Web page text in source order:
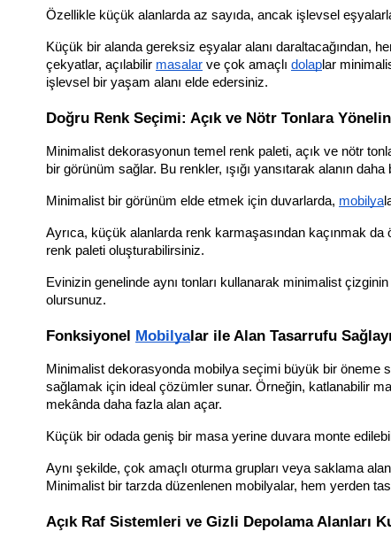
Özellikle küçük alanlarda az sayıda, ancak işlevsel
Küçük bir alanda gereksiz eşyalar alanı daraltacağından,
çekyatlar, açılabilir masalar ve çok amaçlı dolaplar
işlevsel bir yaşam alanı elde edersiniz.
Doğru Renk Seçimi: Açık ve Nötr Tonlara Yönelin
Minimalist dekorasyonun temel renk paleti, açık ve nötr
bir görünüm sağlar. Bu renkler, ışığı yansıtarak alanın
Minimalist bir görünüm elde etmek için duvarlarda, mobilya
Ayrıca, küçük alanlarda renk karmaşasından kaçınmak
renk paleti oluşturabilirsiniz.
Evinizin genelinde aynı tonları kullanarak minimalist
olursunuz.
Fonksiyonel Mobilyalar ile Alan Tasarrufu
Minimalist dekorasyonda mobilya seçimi büyük bir öneme
sağlamak için ideal çözümler sunar. Örneğin, katlanabilir
mekânda daha fazla alan açar.
Küçük bir odada geniş bir masa yerine duvara monte
Aynı şekilde, çok amaçlı oturma grupları veya saklama
Minimalist bir tarzda düzenlenen mobilyalar, hem yerden
Açık Raf Sistemleri ve Gizli Depolama Alanları